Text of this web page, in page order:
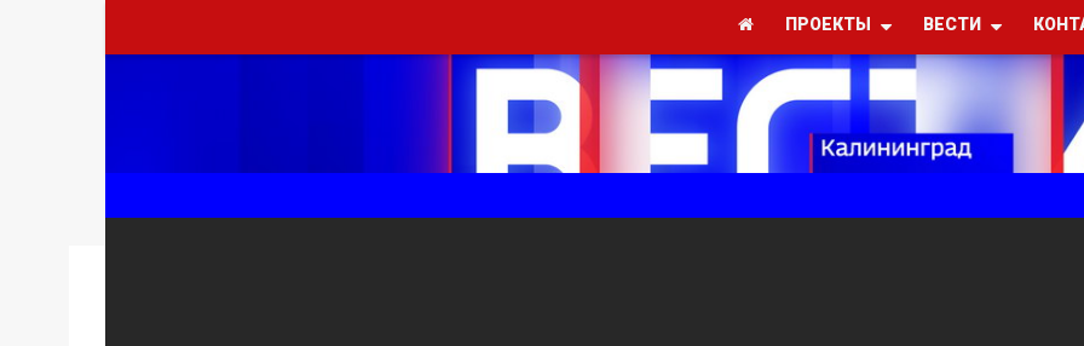
ПРОЕКТЫ ВЕСТИ